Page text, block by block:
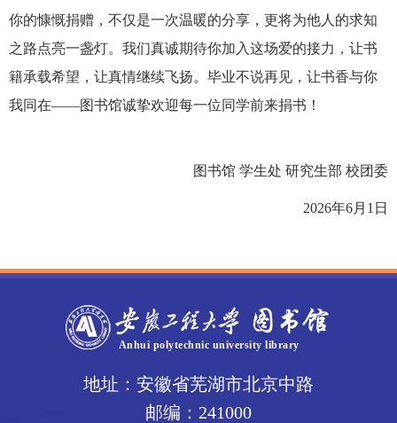
你的慷慨捐赠，不仅是一次温暖的分享，更将为他人的求知
之路点亮一盏灯。我们真诚期待你加入这场爱的接力，让书
籍承载希望，让真情继续飞扬。毕业不说再见，让书香与你
我同在——图书馆诚挚欢迎每一位同学前来捐书！
图书馆 学生处 研究生部 校团委
2026年6月1日
地址：安徽省芜湖市北京中路
邮编：241000